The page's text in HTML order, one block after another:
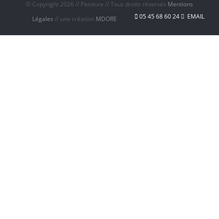
© Copyright 2026 // Peinture // Tous droits réservés Mentions
Légales // une création MDORE 05 45 68 60 24 EMAIL